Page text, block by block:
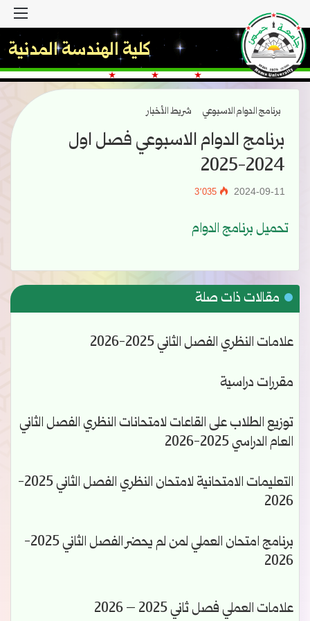
كلية الهندسة المدنية
برنامج الدوام الاسبوعي شريط الأخبار
برنامج الدوام الاسبوعي فصل اول
2024-2025
2024-09-11
تحميل برنامج الدوام
مقالات ذات صلة
علامات النظري الفصل الثاني 2025-2026
مقررات دراسية
توزيع الطلاب على القاعات لامتحانات النظري الفصل الثاني
العام الدراسي 2025-2026
التعليمات الامتحانية لامتحان النظري الفصل الثاني 2025-
2026
برنامج امتحان العملي لمن لم يحضر الفصل الثاني 2025-
2026
علامات العملي فصل ثاني 2025 – 2026